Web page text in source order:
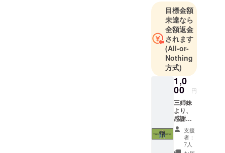
い二つとな
い空間と、
井指製茶の
本格的な日
本茶を使用
した二つと
ないメ
ニューで皆
様に素敵な
お茶らいふ
をお届けし
ます。
目標金額
未達なら
全額返金
されます
(All-or-
Nothing
方式)
1,0
00 円
三姉妹
より、
感謝の
きもち
を込め
た御礼
メール
支援
者：
7人